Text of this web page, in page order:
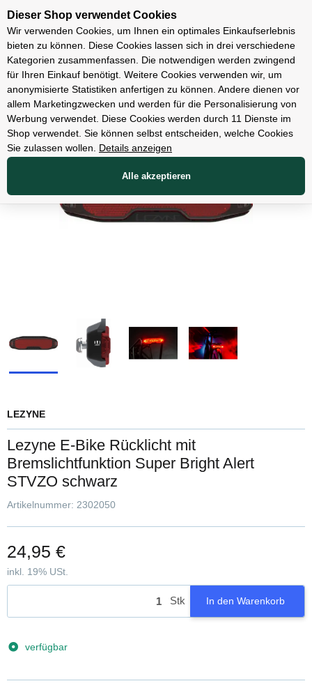
Unsere Filialen
Zubehör
LEZYNE
Lezyne E-Bike Rücklicht mit
Bremslichtfunktion Super Bright Alert
STVZO schwarz
Artikelnummer: 2302050
24,95 €
inkl. 19% USt.
Stk In den Warenkorb
verfügbar
Dieser Shop verwendet Cookies
Wir verwenden Cookies, um Ihnen ein optimales Einkaufserlebnis
bieten zu können. Diese Cookies lassen sich in drei verschiedene
Kategorien zusammenfassen. Die notwendigen werden zwingend
für Ihren Einkauf benötigt. Weitere Cookies verwenden wir, um
anonymisierte Statistiken anfertigen zu können. Andere dienen vor
allem Marketingzwecken und werden für die Personalisierung von
Werbung verwendet. Diese Cookies werden durch 11 Dienste im
Shop verwendet. Sie können selbst entscheiden, welche Cookies
Sie zulassen wollen.
Details anzeigen
Alle akzeptieren